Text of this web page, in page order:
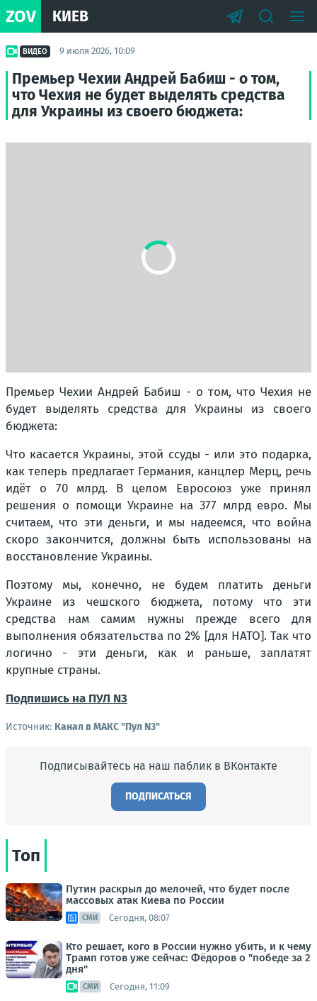
ZOV КИЕВ
ВИДЕО 9 июля 2026, 10:09
Премьер Чехии Андрей Бабиш - о том,
что Чехия не будет выделять средства
для Украины из своего бюджета:
Премьер Чехии Андрей Бабиш - о том, что Чехия не
будет выделять средства для Украины из своего
бюджета:
Что касается Украины, этой ссуды - или это подарка,
как теперь предлагает Германия, канцлер Мерц, речь
идёт о 70 млрд. В целом Евросоюз уже принял
решения о помощи Украине на 377 млрд евро. Мы
считаем, что эти деньги, и мы надеемся, что война
скоро закончится, должны быть использованы на
восстановление Украины.
Поэтому мы, конечно, не будем платить деньги
Украине из чешского бюджета, потому что эти
средства нам самим нужны прежде всего для
выполнения обязательства по 2% [для НАТО]. Так что
логично - эти деньги, как и раньше, заплатят
крупные страны.
Подпишись на ПУЛ N3
Источник: Канал в МАКС "Пул N3"
Подписывайтесь на наш паблик в ВКонтакте
ПОДПИСАТЬСЯ
Топ
Путин раскрыл до мелочей, что будет после
массовых атак Киева по России
СМИ Сегодня, 08:07
Кто решает, кого в России нужно убить, и к чему
Трамп готов уже сейчас: Фёдоров о "победе за 2
дня"
СМИ Сегодня, 11:09